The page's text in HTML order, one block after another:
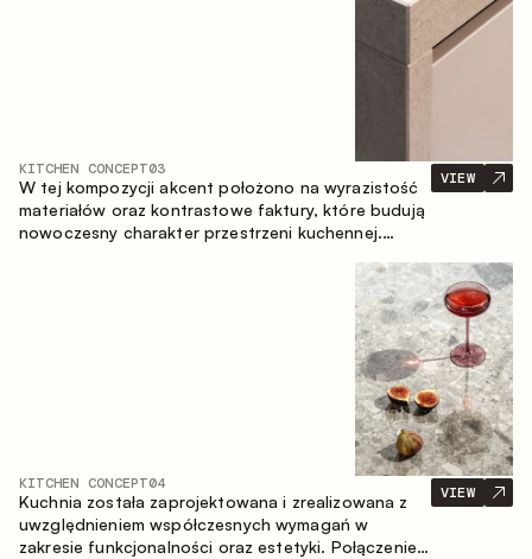
KITCHEN CONCEPT03
W tej kompozycji akcent położono na wyrazistość
materiałów oraz kontrastowe faktury, które budują
nowoczesny charakter przestrzeni kuchennej.
nasyconą, taktylną kompozycję, w której każdy
VIEW
KITCHEN CONCEPT04
Kuchnia została zaprojektowana i zrealizowana z
uwzględnieniem współczesnych wymagań w
zakresie funkcjonalności oraz estetyki. Połączenie
VIEW